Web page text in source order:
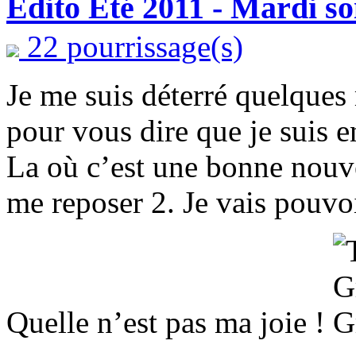
Edito Eté 2011 - Mardi
22 pourrissage(s)
Je me suis déterré
pour vous dire que je suis
La où c’est une bonne
me reposer 2. Je vais
Quelle n’est pas ma joie !